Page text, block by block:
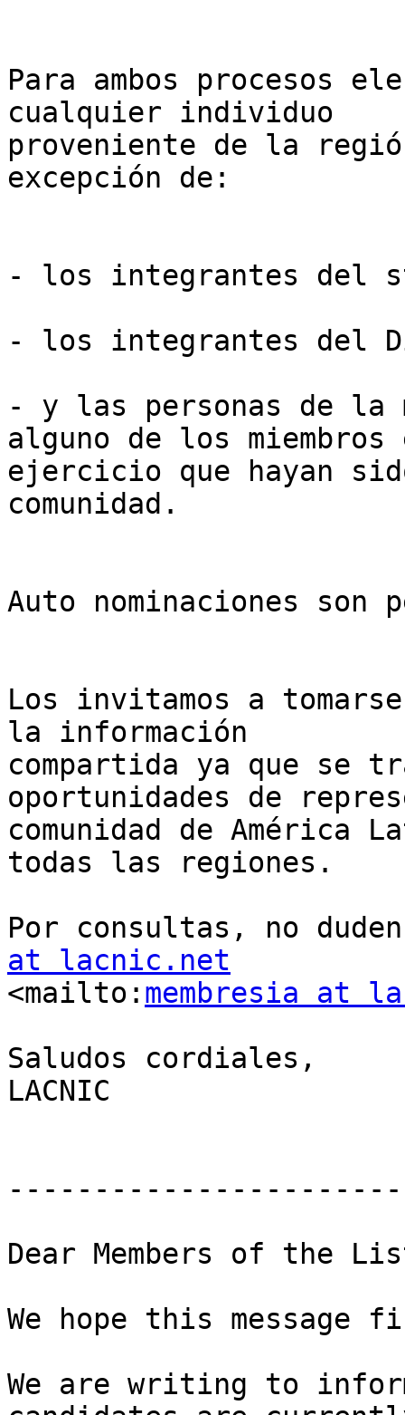
Para ambos procesos
cualquier individuo
proveniente de la
excepción de:
- los integrantes del
- los integrantes del
- y las personas de la
alguno de los
ejercicio que hayan
comunidad.
Auto nominaciones son
Los invitamos a
la información
compartida ya que se
oportunidades de
comunidad de
todas las regiones.
Por consultas, no
at lacnic.net
<mailto: membresia at
Saludos cordiales,
LACNIC
Dear Members of the
We hope this message
We are writing to